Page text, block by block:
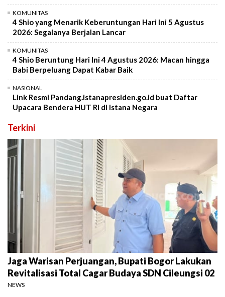
KOMUNITAS
4 Shio yang Menarik Keberuntungan Hari Ini 5 Agustus
2026: Segalanya Berjalan Lancar
KOMUNITAS
4 Shio Beruntung Hari Ini 4 Agustus 2026: Macan hingga
Babi Berpeluang Dapat Kabar Baik
NASIONAL
Link Resmi Pandang.istanapresiden.go.id buat Daftar
Upacara Bendera HUT RI di Istana Negara
Terkini
Jaga Warisan Perjuangan, Bupati Bogor Lakukan
Revitalisasi Total Cagar Budaya SDN Cileungsi 02
NEWS